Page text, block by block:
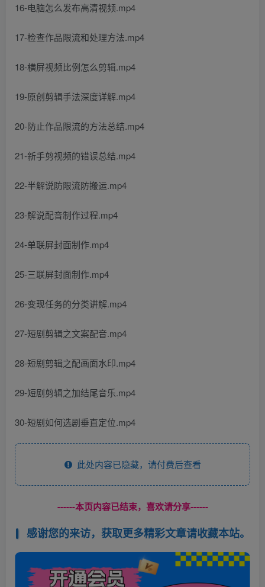
16-电脑怎么发布高清视频.mp4
17-检查作品限流和处理方法.mp4
18-横屏视频比例怎么剪辑.mp4
19-原创剪辑手法深度详解.mp4
20-防止作品限流的方法总结.mp4
21-新手剪视频的错误总结.mp4
22-半解说防限流防搬运.mp4
23-解说配音制作过程.mp4
24-单联屏封面制作.mp4
25-三联屏封面制作.mp4
26-变现任务的分类讲解.mp4
27-短剧剪辑之文案配音.mp4
28-短剧剪辑之配画面水印.mp4
29-短剧剪辑之加结尾音乐.mp4
30-短剧如何选剧垂直定位.mp4
此处内容已隐藏，请付费后查看
------本页内容已结束，喜欢请分享------
感谢您的来访，获取更多精彩文章请收藏本站。